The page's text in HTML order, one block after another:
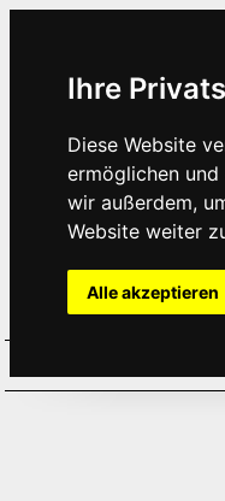
Ihre
Diese Website
ermöglichen und
wir außerdem,
Website weiter
Alle akzeptieren